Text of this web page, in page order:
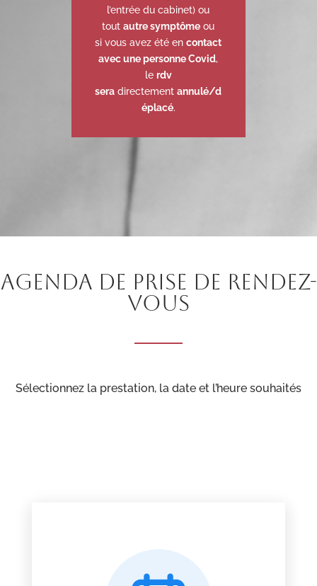
l’entrée du cabinet) ou
tout autre symptôme ou
si vous avez été en contact
avec une personne Covid,
le rdv
sera directement annulé/d
éplacé.
AGENDA DE PRISE DE RENDEZ-
VOUS
Sélectionnez la prestation, la date et l’heure souhaités